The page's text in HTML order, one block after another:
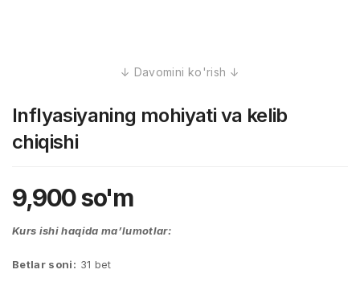
Inflyasiyaning mohiyati va kelib
chiqishi
9,900so'm
Kurs ishi haqida ma’lumotlar:
Betlar soni: 31 bet